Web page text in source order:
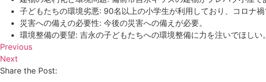
子どもたちの環境劣悪: 90名以上の小学生が利用しており、コロナ
災害への備えの必要性: 今後の災害への備えが必要。
環境整備の要望: 吉永の子どもたちへの環境整備に力を注いでほしい。
Previous
Next
Share the Post: